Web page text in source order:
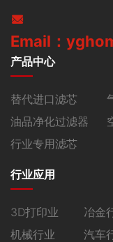
Email：
产品中心
替代进口滤芯
油品净化过滤器
行业专用滤芯
行业应用
3D打印业 冶金
机械行业
汽车